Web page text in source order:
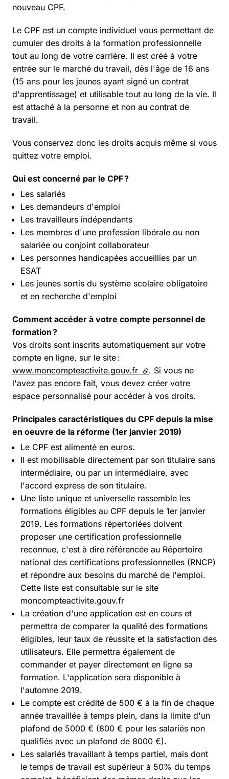
nouveau CPF.
Le CPF est un compte individuel vous permettant de
cumuler des droits à la formation professionnelle
tout au long de votre carrière. Il est créé à votre
entrée sur le marché du travail, dès l'âge de 16 ans
(15 ans pour les jeunes ayant signé un contrat
d'apprentissage) et utilisable tout au long de la vie. Il
est attaché à la personne et non au contrat de
travail.
Vous conservez donc les droits acquis même si vous
quittez votre emploi.
Qui est concerné par le CPF ?
Les salariés
Les demandeurs d'emploi
Les travailleurs indépendants
Les membres d'une profession libérale ou non
salariée ou conjoint collaborateur
Les personnes handicapées accueillies par un
ESAT
Les jeunes sortis du système scolaire obligatoire
et en recherche d'emploi
Comment accéder à votre compte personnel de
formation ?
Vos droits sont inscrits automatiquement sur votre
compte en ligne, sur le site :
www.moncompteactivite.gouv.fr (lien externe)
. Si vous ne
l'avez pas encore fait, vous devez créer votre
espace personnalisé pour accéder à vos droits.
Principales caractéristiques du CPF depuis la mise
en oeuvre de la réforme (1er janvier 2019)
Le CPF est alimenté en euros.
Il est mobilisable directement par son titulaire sans
intermédiaire, ou par un intermédiaire, avec
l'accord express de son titulaire.
Une liste unique et universelle rassemble les
formations éligibles au CPF depuis le 1er janvier
2019. Les formations répertoriées doivent
proposer une certification professionnelle
reconnue, c'est à dire référencée au Répertoire
national des certifications professionnelles (RNCP)
et répondre aux besoins du marché de l'emploi.
Cette liste est consultable sur le site
moncompteactivite.gouv.fr
La création d'une application est en cours et
permettra de comparer la qualité des formations
éligibles, leur taux de réussite et la satisfaction des
utilisateurs. Elle permettra également de
commander et payer directement en ligne sa
formation. L'application sera disponible à
l'automne 2019.
Le compte est crédité de 500 € à la fin de chaque
année travaillée à temps plein, dans la limite d'un
plafond de 5000 € (800 € pour les salariés non
qualifiés avec un plafond de 8000 €).
Les salariés travaillant à temps partiel, mais dont
le temps de travail est supérieur à 50% du temps